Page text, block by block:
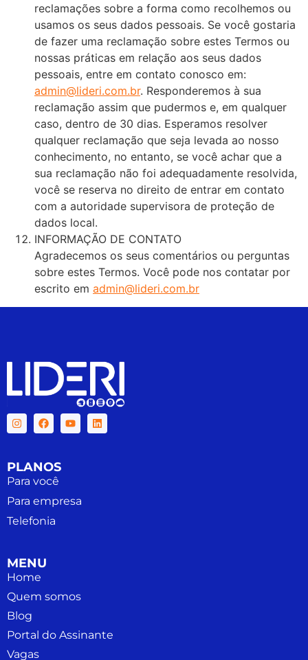
reclamações sobre a forma como recolhemos ou
usamos os seus dados pessoais. Se você gostaria
de fazer uma reclamação sobre estes Termos ou
nossas práticas em relação aos seus dados
pessoais, entre em contato conosco em:
admin@lideri.com.br. Responderemos à sua
reclamação assim que pudermos e, em qualquer
caso, dentro de 30 dias. Esperamos resolver
qualquer reclamação que seja levada ao nosso
conhecimento, no entanto, se você achar que a
sua reclamação não foi adequadamente resolvida,
você se reserva no direito de entrar em contato
com a autoridade supervisora de proteção de
dados local.
INFORMAÇÃO DE CONTATO
Agradecemos os seus comentários ou perguntas
sobre estes Termos. Você pode nos contatar por
escrito em admin@lideri.com.br
PLANOS
Para você
Para empresa
Telefonia
MENU
Home
Quem somos
Blog
Portal do Assinante
Vagas